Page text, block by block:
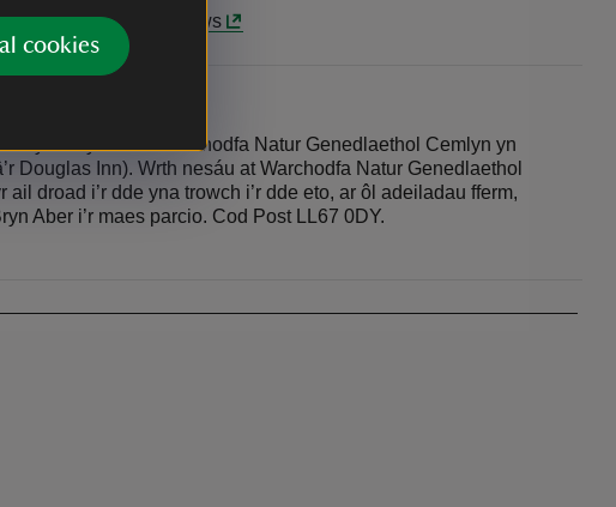
cookies
am wasanaethau bws
yr arwyddion i Warchodfa Natur Genedlaethol Cemlyn yn
Douglas Inn). Wrth nesáu at Warchodfa Natur Genedlaethol
ail droad i’r dde yna trowch i’r dde eto, ar ôl adeiladau fferm,
Aber i’r maes parcio. Cod Post LL67 0DY.